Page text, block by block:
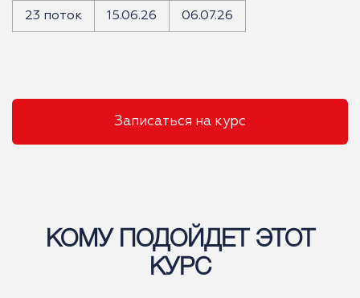
23 поток 15.06.26 06.07.26
Записаться на курс
КОМУ ПОДОЙДЕТ ЭТОТ
КУРС